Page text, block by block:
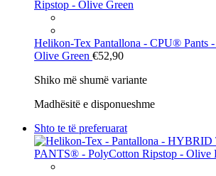
Helikon-Tex Pantallona - CPU® Pants
Olive Green €52,90
Shiko më shumë variante
Madhësitë e disponueshme
Shto te të preferuarat